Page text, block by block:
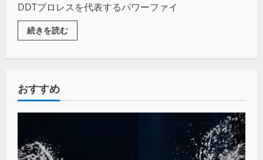
DDTプロレスを代表するパワーファイ
続きを読む
おすすめ